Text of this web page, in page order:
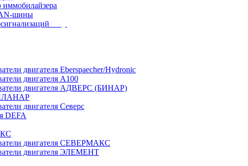
иммобилайзера
шины
двигателя Eberspaecher/Hydronic
двигателя A100
двигателя АДВЕРС (БИНАР)
двигателя Северс
DEFA
двигателя СЕВЕРМАКС
двигателя ЭЛЕМЕНТ